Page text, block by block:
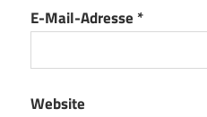
E-Mail-Adresse *
Website